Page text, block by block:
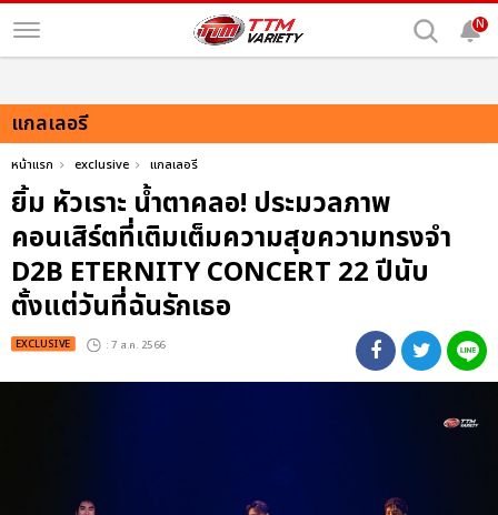
N
แกลเลอรี
หน้าแรก exclusive แกลเลอรี
ยิ้ม หัวเราะ น้ำตาคลอ! ประมวลภาพ
คอนเสิร์ตที่เติมเต็มความสุขความทรงจำ
D2B ETERNITY CONCERT 22 ปีนับ
ตั้งแต่วันที่ฉันรักเธอ
EXCLUSIVE : 7 ส.ค. 2566